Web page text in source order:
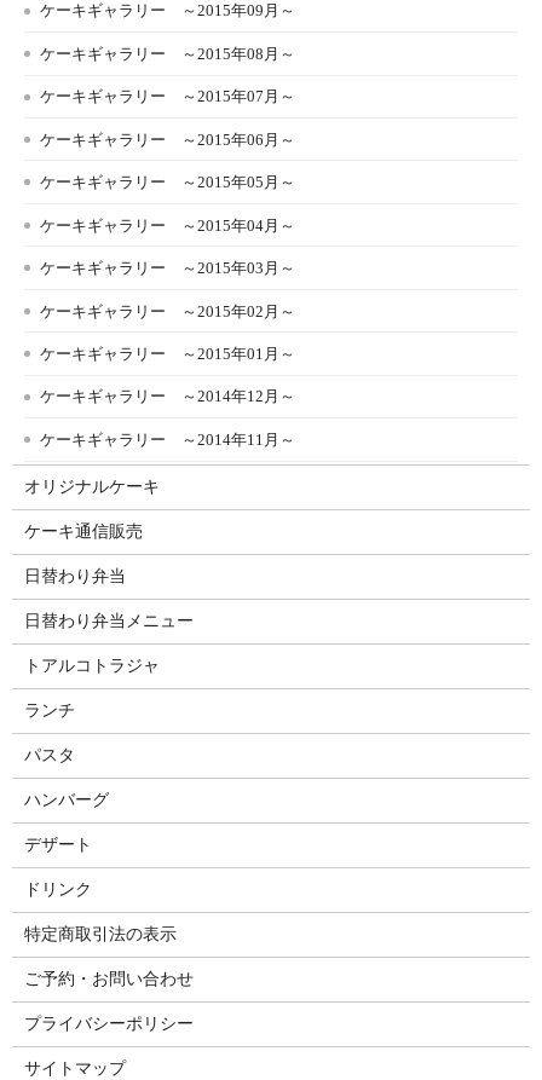
ケーキギャラリー ～2015年09月～
ケーキギャラリー ～2015年08月～
ケーキギャラリー ～2015年07月～
ケーキギャラリー ～2015年06月～
ケーキギャラリー ～2015年05月～
ケーキギャラリー ～2015年04月～
ケーキギャラリー ～2015年03月～
ケーキギャラリー ～2015年02月～
ケーキギャラリー ～2015年01月～
ケーキギャラリー ～2014年12月～
ケーキギャラリー ～2014年11月～
オリジナルケーキ
ケーキ通信販売
日替わり弁当
日替わり弁当メニュー
トアルコトラジャ
ランチ
パスタ
ハンバーグ
デザート
ドリンク
特定商取引法の表示
ご予約・お問い合わせ
プライバシーポリシー
サイトマップ